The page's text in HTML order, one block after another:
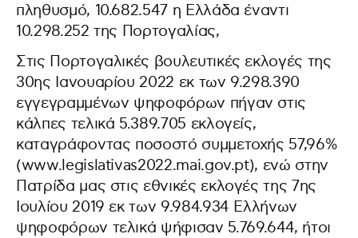
πληθυσμό, 10.682.547 η Ελλάδα έναντι
10.298.252 της Πορτογαλίας,
Στις Πορτογαλικές βουλευτικές εκλογές της
30ης Ιανουαρίου 2022 εκ των 9.298.390
εγγεγραμμένων ψηφοφόρων πήγαν στις
κάλπες τελικά 5.389.705 εκλογείς,
καταγράφοντας ποσοστό συμμετοχής 57,96%
(www.legislativas2022.mai.gov.pt), ενώ στην
Πατρίδα μας στις εθνικές εκλογές της 7ης
Ιουλίου 2019 εκ των 9.984.934 Ελλήνων
ψηφοφόρων τελικά ψήφισαν 5.769.644, ήτοι